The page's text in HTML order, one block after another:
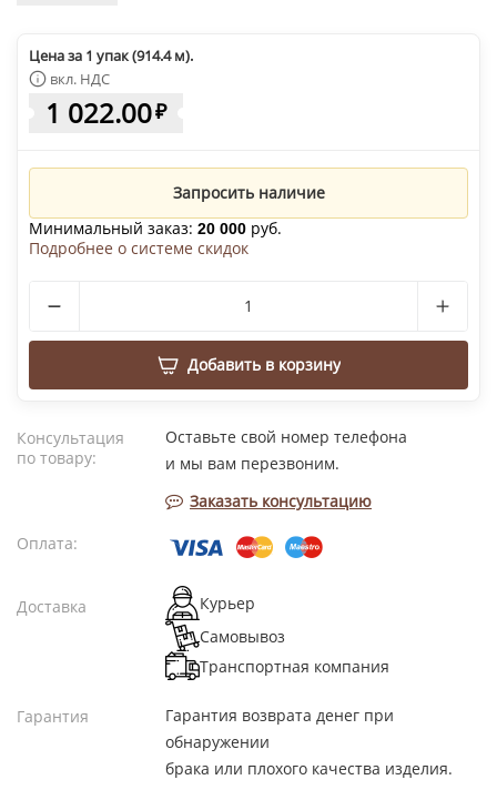
Цена за 1 упак (914.4 м).
вкл. НДС
1 022.00₽
Запросить наличие
Минимальный заказ: 20 000 руб.
Подробнее о системе скидок
Добавить в корзину
Консультация
по товару:
Оставьте свой номер телефона
и мы вам перезвоним.
Заказать консультацию
Оплата:
Доставка
Курьер
Самовывоз
Транспортная компания
Гарантия
Гарантия возврата денег при
обнаружении
брака или плохого качества изделия.